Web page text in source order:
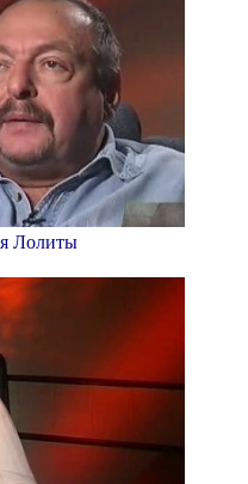
Лолиты